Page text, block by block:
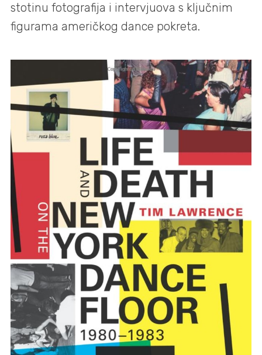
stotinu fotografija i intervjuova s ključnim
figurama američkog dance pokreta.